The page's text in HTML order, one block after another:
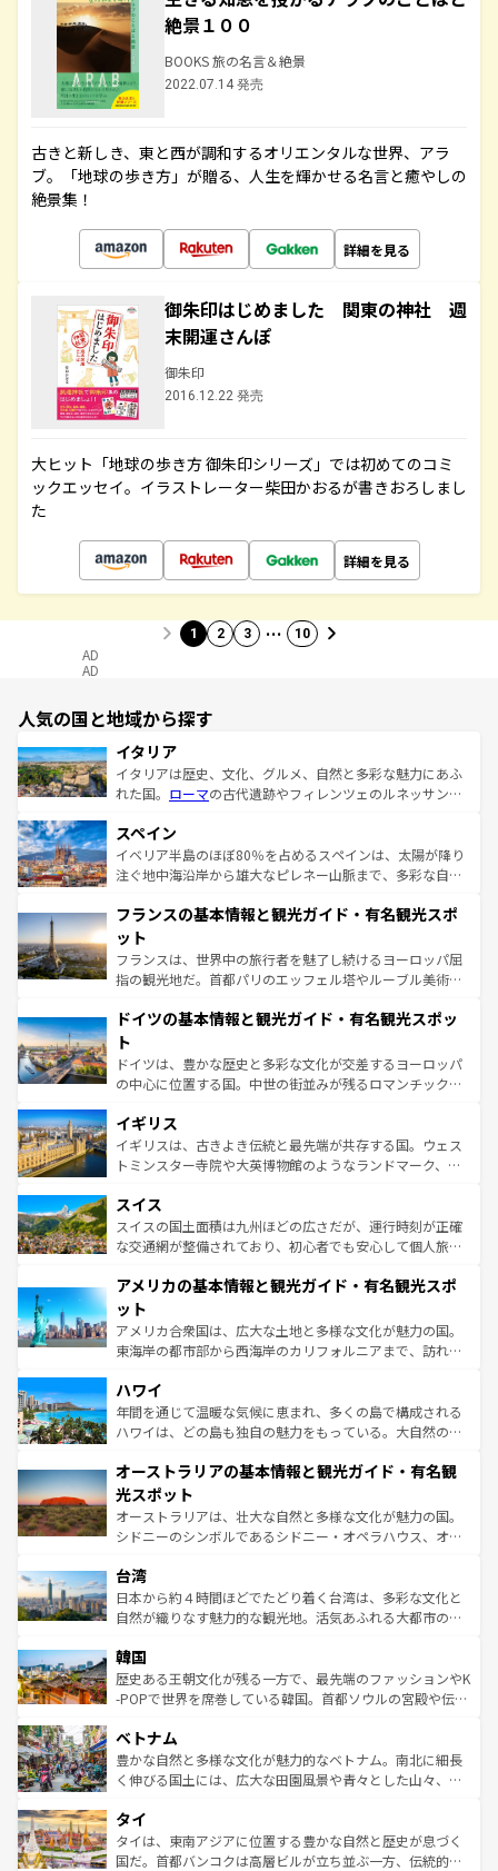
絶景１００
BOOKS 旅の名言＆絶景
2022.07.14 発売
古きと新しき、東と西が調和するオリエンタルな世界、アラ
ブ。「地球の歩き方」が贈る、人生を輝かせる名言と癒やしの
絶景集！
詳細を見る
御朱印はじめました 関東の神社 週
末開運さんぽ
御朱印
2016.12.22 発売
大ヒット「地球の歩き方 御朱印シリーズ」では初めてのコミ
ックエッセイ。イラストレーター柴田かおるが書きおろしまし
た
詳細を見る
1 2 3 … 10
AD
AD
人気の国と地域から探す
イタリア
イタリアは歴史、文化、グルメ、自然と多彩な魅力にあふ
れた国。 ローマの古代遺跡やフィレンツェのルネッサンス
ろん、トスカーナの美しい田園風景やアマルフィ海岸の絶
景など、自然景観も見逃せない。観光の合間には、本場の
ピザやパスタなど、絶品のイタリア料理を堪能することも
ませてくれるイタリアで、忘れられない旅をしてみよう！
なお、新着のイタリア情報は
しい。
スペイン
イベリア半島のほぼ80％を占めるスペインは、太陽が降り
注ぐ地中海沿岸から雄大なピレネー山脈まで、多彩な自然
文化が根付くこの国では、情熱的なフラメンコ、熱気あふ
れる闘牛、そして美味しいタパスが生活の一部となってい
る。首都マドリードの洗練された雰囲気や、バルセロナの
アートに溢れた街角から、地方では古代ローマ遺跡や中世
せる。地方によって風土や気候が異なるスペインはその個
ンテンツ一覧 を参照してほしい。
フランスの基本情報と観光ガイド・有名観光スポ
ット
フランスは、世界中の旅行者を魅了し続けるヨーロッパ屈
指の観光地だ。首都パリのエッフェル塔やルーブル美術館
で、幅広い魅力が詰まっている。華麗な宮殿、歴史的な大
聖堂、美しいビーチ、そして豊かな自然が、訪れる者を心
から魅了する。また、フランスは美食の国としても知ら
れ、フランス料理はユネスコ無形文化遺産にも登録されて
香り高いラベンダー畑など、多彩な楽しみ方が可能だ。さ
らに、パリ以外の地域にも魅力が溢れており、どの街角に
も豊かな歴史と文化が息づいている。パリ以外の個性あふ
を参照してほしい。
ドイツの基本情報と観光ガイド・有名観光スポッ
ト
ドイツは、豊かな歴史と多彩な文化が交差するヨーロッパ
の中心に位置する国。中世の街並みが残るロマンチック街
顔を持つこの国は、どこを歩いても飽きることがない。ベ
ルリンの文化的活気、バイエルン州のアルプスの絶景、そ
してライン川沿いのワイン畑といった風景は必見。ビール
は、お酒好きな人にはぜひ体験してほしい。 なお、新着の
ドイツ情報はコンテンツ一覧を参照してほしい。
イギリス
イギリスは、古きよき伝統と最先端が共存する国。ウェス
トミンスター寺院や大英博物館のようなランドマーク、歴
リアごとに異なる魅力がある。また、優雅なアフタヌーン
ティー、ビール好きにはたまらない英国パブ、サッカー観
戦など、本場だからこそできる体験も豊富。イギリスを旅
ンツ一覧を参照してほしい。
スイス
スイスの国土面積は九州ほどの広さだが、運行時刻が正確
な交通網が整備されており、初心者でも安心して個人旅行
の建物がそのまま残る町や、スイスならではのユニークな
博物館もあり、アルプス観光だけでなく町歩きも満喫する
ことができる。国民の所得が高いため物価も高いが、旅行
者向けの交通パス提供のサービスもあり、うまく活用すれ
着のスイス情報は
アメリカの基本情報と観光ガイド・有名観光スポ
ット
アメリカ合衆国は、広大な土地と多様な文化が魅力の国。
東海岸の都市部から西海岸のカリフォルニアまで、訪れる
のような巨大都市は、観光、ショッピング、エンターテイ
ンメントが詰まった刺激的なスポットだ。一方、アメリカ
西部には大自然が広がり、グランドキャニオンやイエロー
部のニューオーリンズでは、音楽と美食が融合した独特の
文化が魅力。旅行者はアメリカの各地域で異なる魅力を楽
しみながら、その多様性と豊かな歴史を感じることができ
るだろう。車でのロードトリップや列車の旅も、アメリカ
情報は
ハワイ
年間を通じて温暖な気候に恵まれ、多くの島で構成される
ハワイは、どの島も独自の魅力をもっている。大自然の神
ワイ島は見逃せない。また、定番の観光地といえばオアフ
島だが、静かな自然を求めるならマウイ島やカウアイ島が
おすすめ。エメラルドグリーンに輝く海をはじめ、豊かな
文化や歴史が息づいている。「アロハスピリット」と呼ば
人々、おいしいローカルフードやハワイアンミュージッ
ク、伝統的なフラダンスなど、すべてがハワイの魅力を彩
っている。訪れるたびに新しい発見と感動が待っているハ
はコンテンツ一覧
オーストラリアの基本情報と観光ガイド・有名観
光スポット
オーストラリアは、壮大な自然と多様な文化が魅力の国。
シドニーのシンボルであるシドニー・オペラハウス、オー
リアリーフや大陸中央部にそびえるウルル（エアーズロッ
ク）、タスマニアの美しい原生林やケアンズの熱帯雨林な
ど、見どころがたくさん。また、カフェやワイン、オージ
いる。アクティビティも充実しており、サーフィンやダイ
ビング、ハイキングなど、アウトドア好きにはたまらな
い。オーストラリアの多彩な魅力を存分に味わいつくそ
参照してほしい。
台湾
日本から約４時間ほどでたどり着く台湾は、多彩な文化と
自然が織りなす魅力的な観光地。活気あふれる大都市の台
ン）、静ひつな山岳地帯である台湾東部など、都市の喧騒
と山間の静けさが共存しており、訪れる人に新しい発見と
驚きをもたらしてくれる。また、奥深い台湾の食文化も魅
容にもいいと評判のスイーツなど、バラエティ豊かな料理
が味わえる。 なお、新着の台湾情報は コンテンツ一覧を参
照してほしい。
韓国
歴史ある王朝文化が残る一方で、最先端のファッションやK
-POPで世界を席巻している韓国。首都ソウルの宮殿や伝統
き、地方に足を延ばせば四季折々の自然美を楽しむことが
できる。そして、キムチや焼肉、絶品のストリートフード
まで、さまざまな韓国料理が待っている。夜には、韓国な
リティに包まれながら、韓国の多彩な魅力を心ゆくまで味
わってみてほしい。 なお、新着の韓国情報はコンテンツ一
覧を参照してほしい。
ベトナム
豊かな自然と多様な文化が魅力的なベトナム。南北に細長
く伸びる国土には、広大な田園風景や青々とした山々、世
急速な発展と共に伝統が息づく。ハノイの古い町並みやホ
ーチミン市のフランス統治時代の建物も、独特の雰囲気を
醸し出している。また、バラエティの豊かさとおいしさで
タイ
タイは、東南アジアに位置する豊かな自然と歴史が息づく
国だ。首都バンコクは高層ビルが立ち並ぶ一方、伝統的な